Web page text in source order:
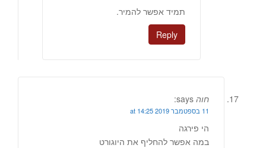
תמיד אפשר להמיר.
Reply
חוה says:
11 בספטמבר 2019 at 14:25
הי פירגה
במה אפשר להחליף את היוגורט